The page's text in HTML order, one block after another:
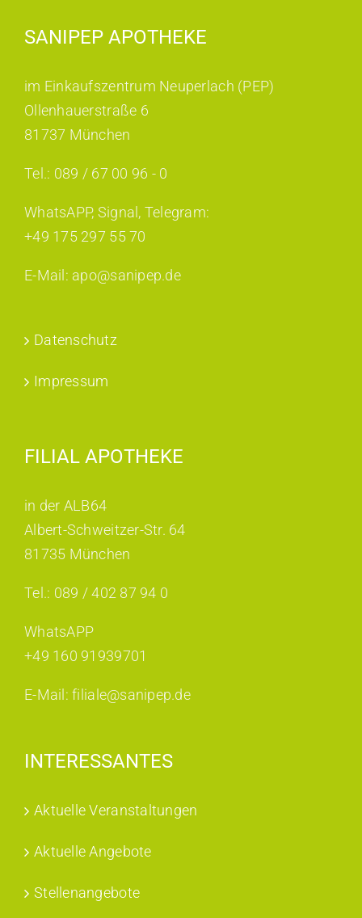
SANIPEP APOTHEKE
im Einkaufszentrum Neuperlach (PEP)
Ollenhauerstraße 6
81737 München
Tel.: 089 / 67 00 96 - 0
WhatsAPP, Signal, Telegram:
+49 175 297 55 70
E-Mail: apo@sanipep.de
Datenschutz
Impressum
FILIAL APOTHEKE
in der ALB64
Albert-Schweitzer-Str. 64
81735 München
Tel.: 089 / 402 87 94 0
WhatsAPP
+49 160 91939701
E-Mail: filiale@sanipep.de
INTERESSANTES
Aktuelle Veranstaltungen
Aktuelle Angebote
Stellenangebote